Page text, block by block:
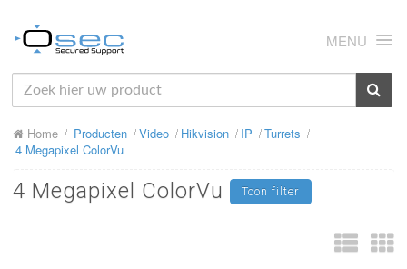
MENU
HOME
OVER ONS
NIEUWS
Home Producten Video Hikvision IP
Turrets
4 Megapixel ColorVu
4 Megapixel ColorVu Toon filter